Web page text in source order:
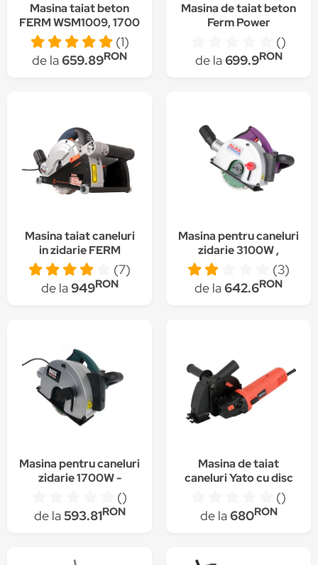
Masina taiat beton
FERM WSM1009, 1700
W, IP 20, Clasa laser 2
(1)
de la659.89RON
Masina de taiat beton
Ferm Power
WSM1009, 1700W
()
de la699.9RON
Masina taiat caneluri
in zidarie FERM
WSM1008 1600W
(7)
de la949RON
Masina pentru caneluri
zidarie 3100W ,
ALBR31
(3)
de la642.6RON
Masina pentru caneluri
zidarie 1700W -
()
de la593.81RON
Masina de taiat
caneluri Yato cu disc
diamantat 1700 W 125
()
de la680RON